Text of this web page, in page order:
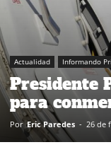
Actualidad Informando
Presidente
para
Por Eric Paredes - 26 de